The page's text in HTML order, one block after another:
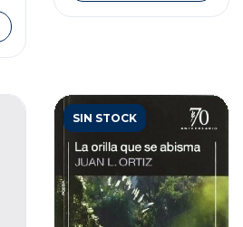
SIN STOCK